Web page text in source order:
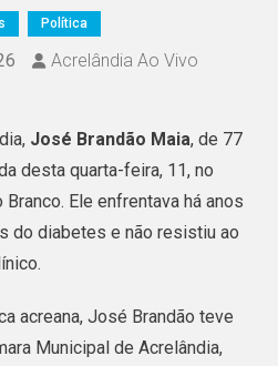
Política
Acrelândia Ao Vivo
José Brandão Maia, de 77
desta quarta-feira, 11, no
Ele enfrentava há anos
do diabetes e não resistiu ao
acreana, José Brandão teve
Municipal de Acrelândia,